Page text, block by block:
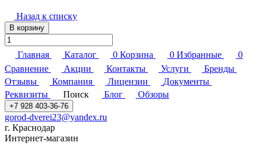
Назад к списку
В корзину
Главная Каталог 0 Корзина 0 Избранные
0
Сравнение
Акции Контакты Услуги
Бренды
Отзывы
Компания Лицензии
Документы
Реквизиты
Поиск Блог Обзоры
+7 928 403-36-76
gorod-dverei23@yandex.ru
г. Краснодар
Интернет-магазин